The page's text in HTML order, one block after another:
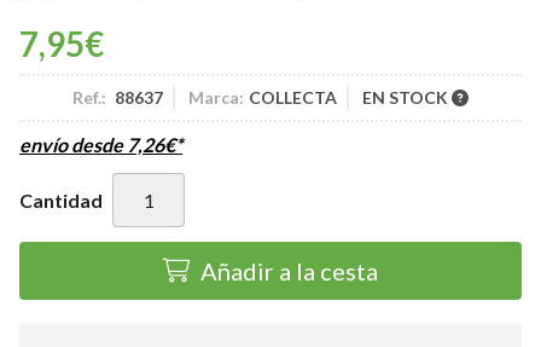
7,95€
Ref.: 88637 Marca: COLLECTA EN STOCK
envío desde 7,26€*
Cantidad
Añadir a la cesta